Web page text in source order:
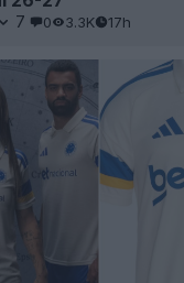
7 0 3.3K 17h